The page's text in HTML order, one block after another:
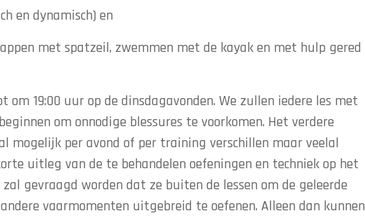
en dynamisch) en
met spatzeil, zwemmen met de kayak en met hulp gered
om 19:00 uur op de dinsdagavonden. We zullen iedere les met
om onnodige blessures te voorkomen. Het verdere
mogelijk per avond of per training verschillen maar veelal
uitleg van de te behandelen oefeningen en techniek op het
gevraagd worden dat ze buiten de lessen om de geleerde
vaarmomenten uitgebreid te oefenen. Alleen dan kunnen